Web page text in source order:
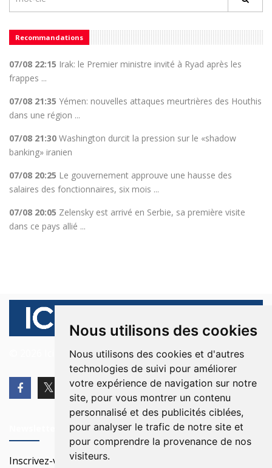
Nous utilisons des cookies
Nous utilisons des cookies et d'autres
technologies de suivi pour améliorer
votre expérience de navigation sur notre
site, pour vous montrer un contenu
personnalisé et des publicités ciblées,
pour analyser le trafic de notre site et
pour comprendre la provenance de nos
visiteurs.
Recommandations
07/08 22:15 Irak: le Premier ministre invité à Ryad après les
frappes ...
07/08 21:35 Yémen: nouvelles attaques meurtrières des Houthis
dans une région ...
07/08 21:30 Washington durcit la pression sur le «shadow
banking» iranien
07/08 20:25 Le gouvernement approuve une hausse des
salaires des fonctionnaires, six mois ...
07/08 20:05 Zelensky est arrivé en Serbie, sa première visite
dans ce pays allié ...
© 2026 Ici Beyrouth. Tous les droits sont réservés.
Inscrivez-vous à notre Newsletter